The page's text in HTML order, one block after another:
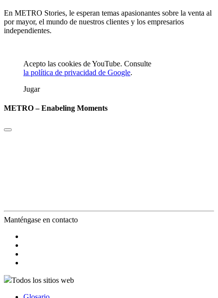
En METRO Stories, le esperan temas apasionantes sobre la venta al
por mayor, el mundo de nuestros clientes y los empresarios
independientes.
Acepto las cookies de YouTube. Consulte
la política de privacidad de Google.
Jugar
METRO – Enabeling Moments
Manténgase en contacto
Todos los sitios web